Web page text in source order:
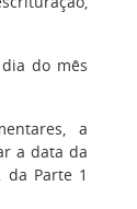
do mês
a
a data da
da Parte 1